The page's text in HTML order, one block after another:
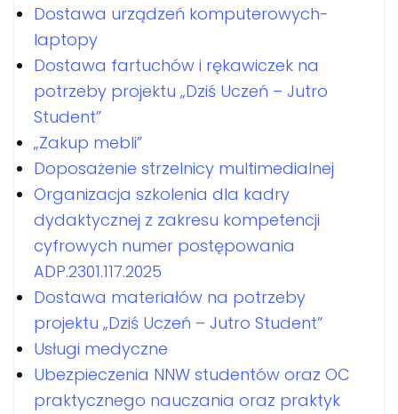
Dostawa urządzeń komputerowych-
laptopy
Dostawa fartuchów i rękawiczek na
potrzeby projektu „Dziś Uczeń – Jutro
Student”
„Zakup mebli”
Doposażenie strzelnicy multimedialnej
Organizacja szkolenia dla kadry
dydaktycznej z zakresu kompetencji
cyfrowych numer postępowania
ADP.2301.117.2025
Dostawa materiałów na potrzeby
projektu „Dziś Uczeń – Jutro Student”
Usługi medyczne
Ubezpieczenia NNW studentów oraz OC
praktycznego nauczania oraz praktyk